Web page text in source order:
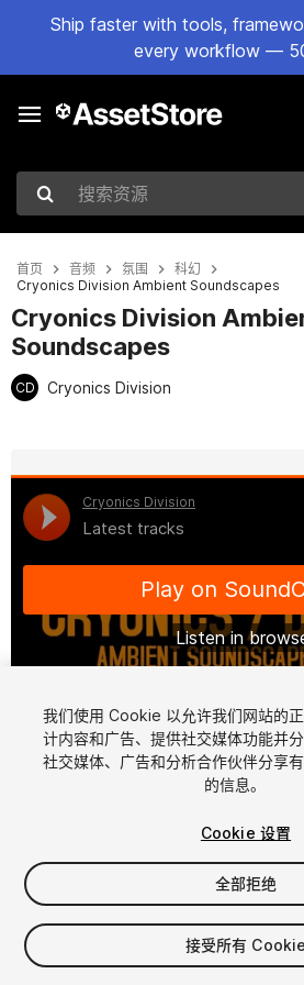
Ship faster with tools,
every workflow —
搜索资源
首页 音频 氛围
科幻
Cryonics Division Ambient Soundscapes
Cryonics Division
Soundscapes
CD Cryonics Division
1/8
$5
增值税将在结算时计算
我们使用 Cookie 以允许我们网站的
计内容和广告、提供社交媒体功能并
社交媒体、广告和分析合作伙伴分享
的信息。
Cookie 设置
全部拒绝
接受所有 Cookie